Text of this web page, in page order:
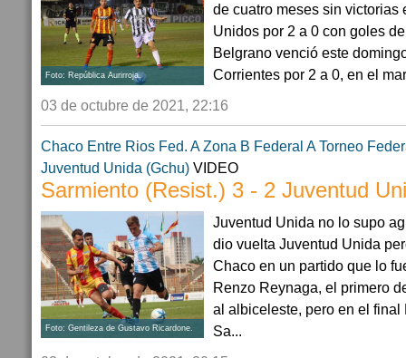
Foto: República Aurirroja.
de cuatro meses sin victorias
Unidos por 2 a 0 con goles
Belgrano venció este
Corrientes por 2 a 0, en el
03 de octubre de 2021, 22:16
Chaco Entre Rios Fed. A Zona B Federal A Torneo
Juventud Unida (Gchu) VIDEO
Sarmiento (Resist.) 3 - 2 Juventud
Foto: Gentileza de Gustavo Ricardone.
Juventud Unida no lo supo
dio vuelta Juventud Unida
Chaco en un partido que lo
Renzo Reynaga, el primero
al albiceleste, pero en el
Sa...